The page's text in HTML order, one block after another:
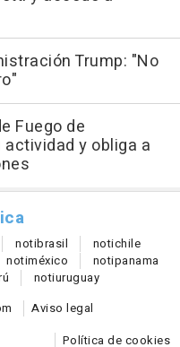
Trump: "No
Fuego de
y obliga a
notibrasil notichile
notiméxico notipanama
notiuruguay
Aviso legal
Política de cookies